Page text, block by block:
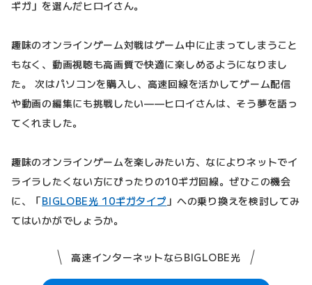
ギガ」を選んだヒロイさん。
趣味のオンラインゲーム対戦はゲーム中に止まってしまうこと
もなく、動画視聴も高画質で快適に楽しめるようになりまし
た。 次はパソコンを購入し、高速回線を活かしてゲーム配信
や動画の編集にも挑戦したい——ヒロイさんは、そう夢を語っ
てくれました。
趣味のオンラインゲームを楽しみたい方、なによりネットでイ
ライラしたくない方にぴったりの10ギガ回線。ぜひこの機会
に、「BIGLOBE光 10ギガタイプ 」への乗り換えを検討してみ
てはいかがでしょうか。
高速インターネットならBIGLOBE光